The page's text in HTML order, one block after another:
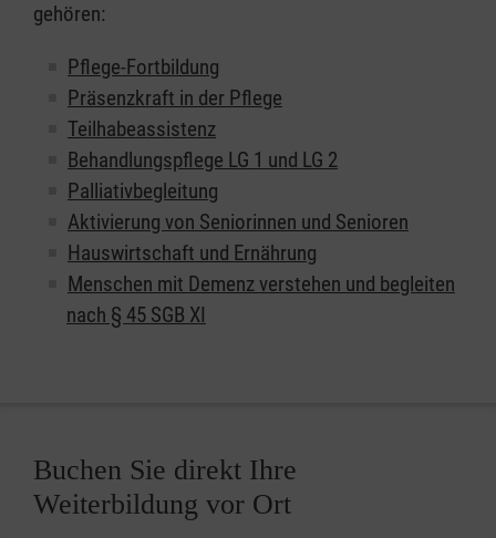
gehören:
Pflege-Fortbildung
Präsenzkraft in der Pflege
Teilhabeassistenz
Behandlungspflege LG 1 und LG 2
Palliativbegleitung
Aktivierung von Seniorinnen und Senioren
Hauswirtschaft und Ernährung
Menschen mit Demenz verstehen und begleiten
nach § 45 SGB XI
Buchen Sie direkt Ihre
Weiterbildung vor Ort